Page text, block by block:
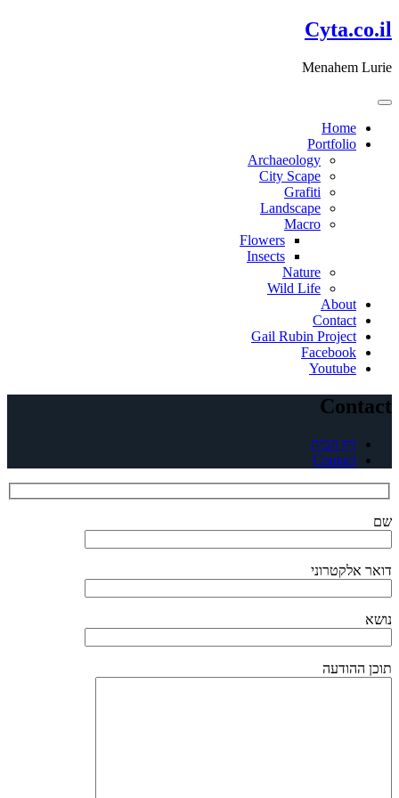
דלג
לתוכן
Cyta.co.il
Menahem Lurie
Home
Portfolio
Archaeology
City Scape
Grafiti
Landscape
Macro
Flowers
Insects
Nature
Wild Life
About
Contact
Gail Rubin Project
Facebook
Youtube
Contact
דף הבית
Contact
שם
דואר אלקטרוני
נושא
תוכן ההודעה